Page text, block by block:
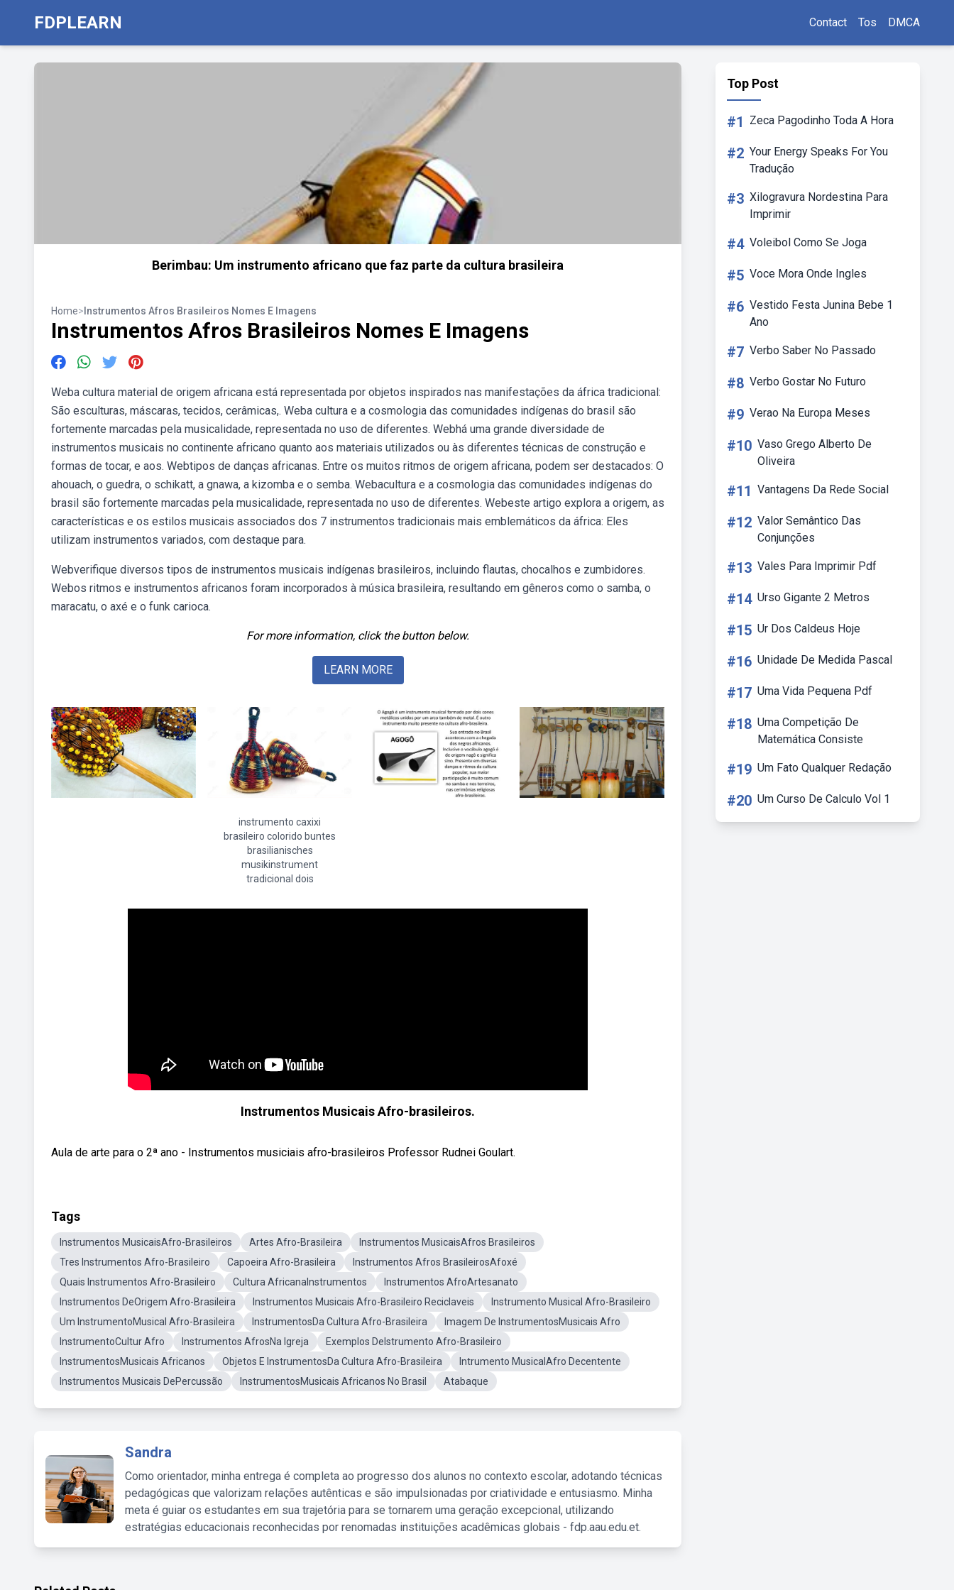
FDPLEARN Contact Tos DMCA
Berimbau: Um instrumento africano que faz parte da cultura brasileira
Home> Instrumentos Afros Brasileiros Nomes E Imagens
Instrumentos Afros Brasileiros Nomes E Imagens
Weba cultura material de origem africana está representada por objetos inspirados nas manifestações da áfrica tradicional:
São esculturas, máscaras, tecidos, cerâmicas,. Weba cultura e a cosmologia das comunidades indígenas do brasil são
fortemente marcadas pela musicalidade, representada no uso de diferentes. Webhá uma grande diversidade de
instrumentos musicais no continente africano quanto aos materiais utilizados ou às diferentes técnicas de construção e
formas de tocar, e aos. Webtipos de danças africanas. Entre os muitos ritmos de origem africana, podem ser destacados: O
ahouach, o guedra, o schikatt, a gnawa, a kizomba e o semba. Webacultura e a cosmologia das comunidades indígenas do
brasil são fortemente marcadas pela musicalidade, representada no uso de diferentes. Webeste artigo explora a origem, as
características e os estilos musicais associados dos 7 instrumentos tradicionais mais emblemáticos da áfrica: Eles
utilizam instrumentos variados, com destaque para.
Webverifique diversos tipos de instrumentos musicais indígenas brasileiros, incluindo flautas, chocalhos e zumbidores.
Webos ritmos e instrumentos africanos foram incorporados à música brasileira, resultando em gêneros como o samba, o
maracatu, o axé e o funk carioca.
For more information, click the button below.
LEARN MORE
instrumento caxixi
brasileiro colorido buntes
brasilianisches
musikinstrument
tradicional dois
Instrumentos Musicais Afro-brasileiros.
Aula de arte para o 2ª ano - Instrumentos musiciais afro-brasileiros Professor Rudnei Goulart.
Tags
Instrumentos MusicaisAfro-Brasileiros Artes Afro-Brasileira
Instrumentos MusicaisAfros Brasileiros
Tres Instrumentos Afro-Brasileiro
Capoeira Afro-Brasileira
Instrumentos Afros BrasileirosAfoxé
Quais Instrumentos Afro-Brasileiro
Cultura AfricanaInstrumentos
Instrumentos AfroArtesanato
Instrumentos DeOrigem Afro-Brasileira
Instrumentos Musicais Afro-Brasileiro Reciclaveis
Instrumento Musical Afro-Brasileiro
Um InstrumentoMusical Afro-Brasileira
InstrumentosDa Cultura Afro-Brasileira
Imagem De InstrumentosMusicais Afro
InstrumentoCultur Afro
Instrumentos AfrosNa Igreja
Exemplos DeIstrumento Afro-Brasileiro
InstrumentosMusicais Africanos
Objetos E InstrumentosDa Cultura Afro-Brasileira
Intrumento MusicalAfro Decentente
Instrumentos Musicais DePercussão
InstrumentosMusicais Africanos No Brasil Atabaque
Sandra
Como orientador, minha entrega é completa ao progresso dos alunos no contexto escolar, adotando técnicas
pedagógicas que valorizam relações autênticas e são impulsionadas por criatividade e entusiasmo. Minha
meta é guiar os estudantes em sua trajetória para se tornarem uma geração excepcional, utilizando
estratégias educacionais reconhecidas por renomadas instituições acadêmicas globais - fdp.aau.edu.et.
Top Post
#1 Zeca Pagodinho Toda A Hora
#2 Your Energy Speaks For You
Tradução
#3 Xilogravura Nordestina Para
Imprimir
#4 Voleibol Como Se Joga
#5 Voce Mora Onde Ingles
#6 Vestido Festa Junina Bebe 1
Ano
#7 Verbo Saber No Passado
#8 Verbo Gostar No Futuro
#9 Verao Na Europa Meses
#10 Vaso Grego Alberto De
Oliveira
#11 Vantagens Da Rede Social
#12 Valor Semântico Das
Conjunções
#13 Vales Para Imprimir Pdf
#14 Urso Gigante 2 Metros
#15 Ur Dos Caldeus Hoje
#16 Unidade De Medida Pascal
#17 Uma Vida Pequena Pdf
#18 Uma Competição De
Matemática Consiste
#19 Um Fato Qualquer Redação
#20 Um Curso De Calculo Vol 1